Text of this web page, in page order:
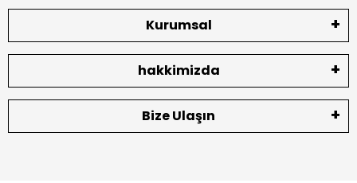
Kurumsal
hakkimizda
Bize Ulaşın